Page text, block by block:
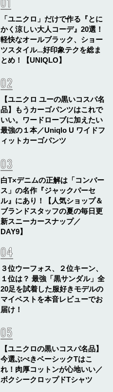
「ユニクロ」だけで作る『とに
かく涼しい大人コーデ』20選！
軽快なオールブラック、ショー
ツスタイル...好印象テクを総ま
とめ！【UNIQLO】
【ユニクロ ユーの黒いコスパ名
品】もうカーゴパンツはこれで
いい。ワードローブに加えたい
最強の１本／Uniqlo U ワイドフ
ィットカーゴパンツ
白T×デニムの正解は「コンバー
ス」の名作『ジャックパーセ
ル』にあり！【人気ショップ＆
ブランドスタッフの夏の毎日更
新スニーカースナップ／
DAY9】
３位ウーフォス、２位キーン、
１位は？ 最強「黒サンダル」全
20足を試着した服好きモデルの
マイベストを本音レビューでお
届け！
【ユニクロの黒いコスパ名品】
今選ぶべきベーシックTはこ
れ！肉厚コットンが心地いい／
ボクシークロップドTシャツ